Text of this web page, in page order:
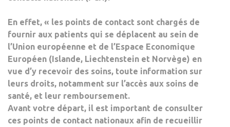
En effet, « les points de contact sont chargés de
fournir aux patients qui se déplacent au sein de
l’Union européenne et de l’Espace Economique
Européen (Islande, Liechtenstein et Norvège) en
vue d’y recevoir des soins, toute information sur
leurs droits, notamment sur l’accès aux soins de
santé, et leur remboursement.
Avant votre départ, il est important de consulter
ces points de contact nationaux afin de recueillir